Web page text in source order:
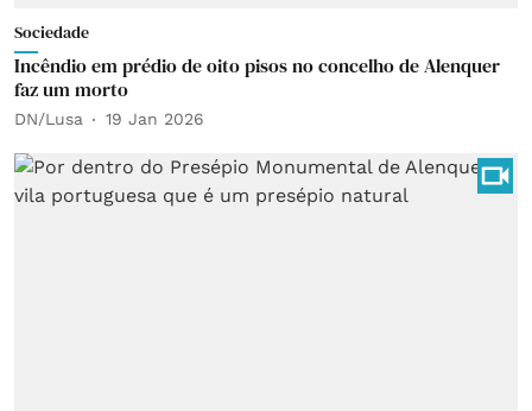
Sociedade
Incêndio em prédio de oito pisos no concelho de Alenquer
faz um morto
DN/Lusa 19 Jan 2026